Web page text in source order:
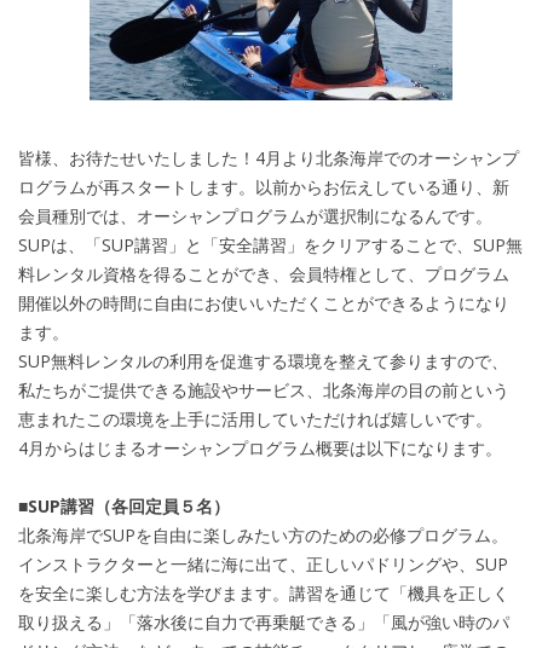
皆様、お待たせいたしました！4月より北条海岸でのオーシャンプ
ログラムが再スタートします。以前からお伝えしている通り、新
会員種別では、オーシャンプログラムが選択制になるんです。
SUPは、「SUP講習」と「安全講習」をクリアすることで、SUP無
料レンタル資格を得ることができ、会員特権として、プログラム
開催以外の時間に自由にお使いいただくことができるようになり
ます。
SUP無料レンタルの利用を促進する環境を整えて参りますので、
私たちがご提供できる施設やサービス、北条海岸の目の前という
恵まれたこの環境を上手に活用していただければ嬉しいです。
4月からはじまるオーシャンプログラム概要は以下になります。
■SUP講習（各回定員５名）
北条海岸でSUPを自由に楽しみたい方のための必修プログラム。
インストラクターと一緒に海に出て、正しいパドリングや、SUP
を安全に楽しむ方法を学びまます。講習を通じて「機具を正しく
取り扱える」「落水後に自力で再乗艇できる」「風が強い時のパ